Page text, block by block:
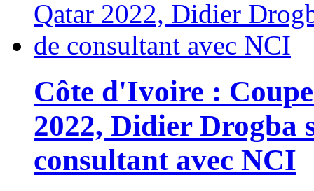
Côte d'Ivoire :
2022, Didier Drogba
consultant avec NCI